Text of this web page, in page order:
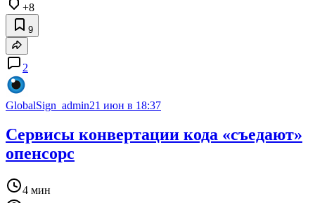
+8
9
2
GlobalSign_admin21 июн в 18:37
Сервисы конвертации кода «съедают»
опенсорс
4 мин